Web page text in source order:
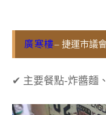
廣寒樓– 捷運市議
✔ 主要餐點-炸醬麵